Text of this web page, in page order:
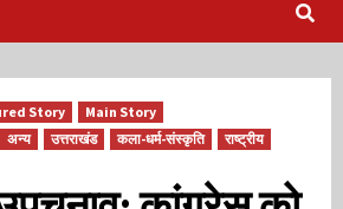
Story
Main Story
अन्य उत्तराखंड कला-धर्म-संस्कृति
राष्ट्रीय